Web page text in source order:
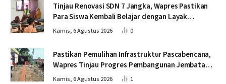
Tinjau Renovasi SDN 7 Jangka, Wapres Pastikan
Para Siswa Kembali Belajar dengan Layak
Pascabencana
Kamis, 6 Agustus 2026 0
Pastikan Pemulihan Infrastruktur Pascabencana,
Wapres Tinjau Progres Pembangunan Jembatan
Krueng Tingkeum Bireuen
Kamis, 6 Agustus 2026 1